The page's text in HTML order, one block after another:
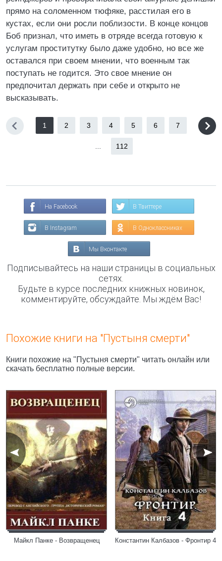
прямо на соломенном тюфяке, расстилая его в
кустах, если они росли поблизости. В конце концов
Боб признал, что иметь в отряде всегда готовую к
услугам проститутку было даже удобно, но все же
оставался при своем мнении, что военным так
поступать не годится. Это свое мнение он
предпочитал держать при себе и открыто не
высказывать.
1 2 3 4 5 6 7
112
На Facebook В Твиттере
В Instagram В Одноклассниках
Мы Вконтакте
Подписывайтесь на наши страницы в социальных
сетях.
Будьте в курсе последних книжных новинок,
комментируйте, обсуждайте. Мы ждём Вас!
Похожие книги на "Пустыня смерти"
Книги похожие на "Пустыня смерти" читать онлайн или
скачать бесплатно полные версии.
Майкл Панке - Возвращенец Константин Калбазов - Фронтир 4